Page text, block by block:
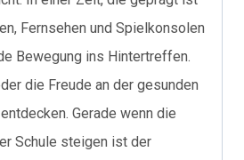
Fernsehen und Spielkonsolen
Bewegung ins Hintertreffen.
die Freude an der gesunden
Gerade wenn die
Schule steigen ist der